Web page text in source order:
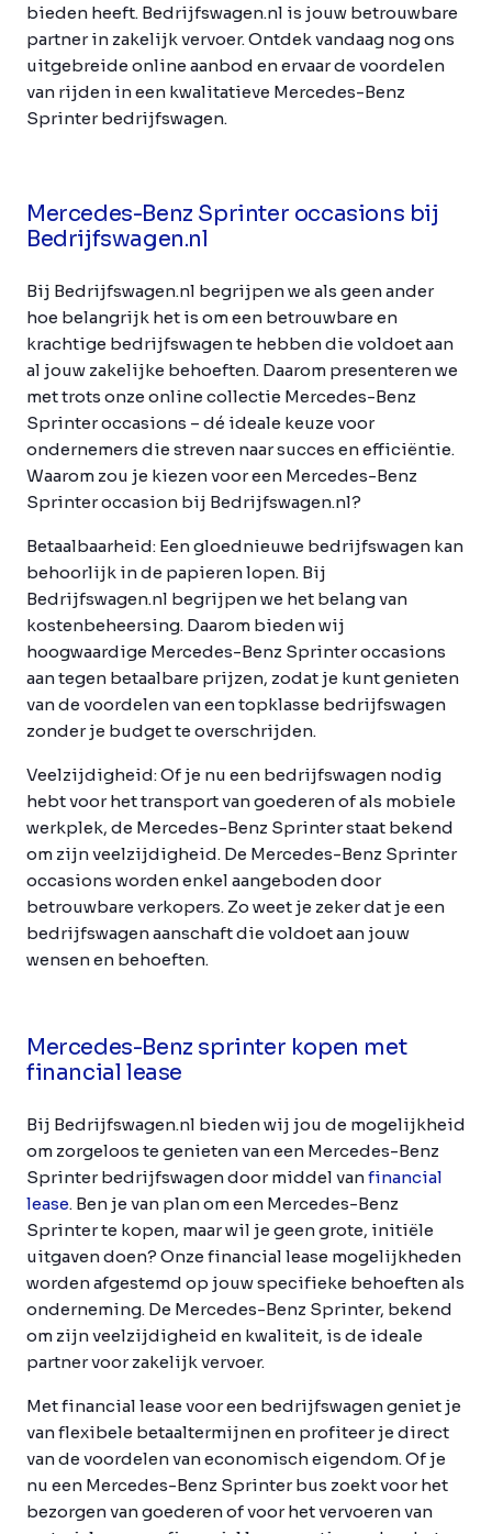
bieden heeft. Bedrijfswagen.nl is jouw betrouwbare
partner in zakelijk vervoer. Ontdek vandaag nog ons
uitgebreide online aanbod en ervaar de voordelen
van rijden in een kwalitatieve Mercedes-Benz
Sprinter bedrijfswagen.
Mercedes-Benz Sprinter occasions bij
Bedrijfswagen.nl
Bij Bedrijfswagen.nl begrijpen we als geen ander
hoe belangrijk het is om een betrouwbare en
krachtige bedrijfswagen te hebben die voldoet aan
al jouw zakelijke behoeften. Daarom presenteren we
met trots onze online collectie Mercedes-Benz
Sprinter occasions – dé ideale keuze voor
ondernemers die streven naar succes en efficiëntie.
Waarom zou je kiezen voor een Mercedes-Benz
Sprinter occasion bij Bedrijfswagen.nl?
Betaalbaarheid: Een gloednieuwe bedrijfswagen kan
behoorlijk in de papieren lopen. Bij
Bedrijfswagen.nl begrijpen we het belang van
kostenbeheersing. Daarom bieden wij
hoogwaardige Mercedes-Benz Sprinter occasions
aan tegen betaalbare prijzen, zodat je kunt genieten
van de voordelen van een topklasse bedrijfswagen
zonder je budget te overschrijden.
Veelzijdigheid:Of je nu een bedrijfswagen nodig
hebt voor het transport van goederen of als mobiele
werkplek, de Mercedes-Benz Sprinter staat bekend
om zijn veelzijdigheid. De Mercedes-Benz Sprinter
occasions worden enkel aangeboden door
betrouwbare verkopers. Zo weet je zeker dat je een
bedrijfswagen aanschaft die voldoet aan jouw
wensen en behoeften.
Mercedes-Benz sprinter kopen met
financial lease
Bij Bedrijfswagen.nl bieden wij jou de mogelijkheid
om zorgeloos te genieten van een Mercedes-Benz
Sprinter bedrijfswagen door middel vanfinancial
lease. Ben je van plan om een Mercedes-Benz
Sprinter te kopen, maar wil je geen grote, initiële
uitgaven doen? Onze financial lease mogelijkheden
worden afgestemd op jouw specifieke behoeften als
onderneming. De Mercedes-Benz Sprinter, bekend
om zijn veelzijdigheid en kwaliteit, is de ideale
partner voor zakelijk vervoer.
Met financial lease voor een bedrijfswagen geniet je
van flexibele betaaltermijnen en profiteer je direct
van de voordelen van economisch eigendom. Of je
nu een Mercedes-Benz Sprinter bus zoekt voor het
bezorgen van goederen of voor het vervoeren van